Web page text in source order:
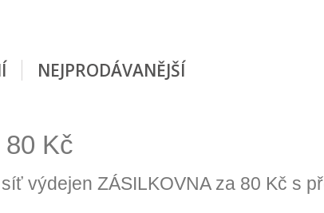
NEJPRODÁVANĚJŠÍ
Kč
výdejen ZÁSILKOVNA za 80 Kč s